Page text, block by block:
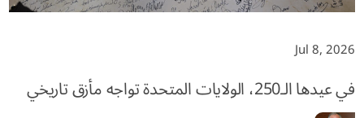
Jul 8, 2026
في عيدها الـ250، الولايات المتحدة تواجه مأزق تاريخي